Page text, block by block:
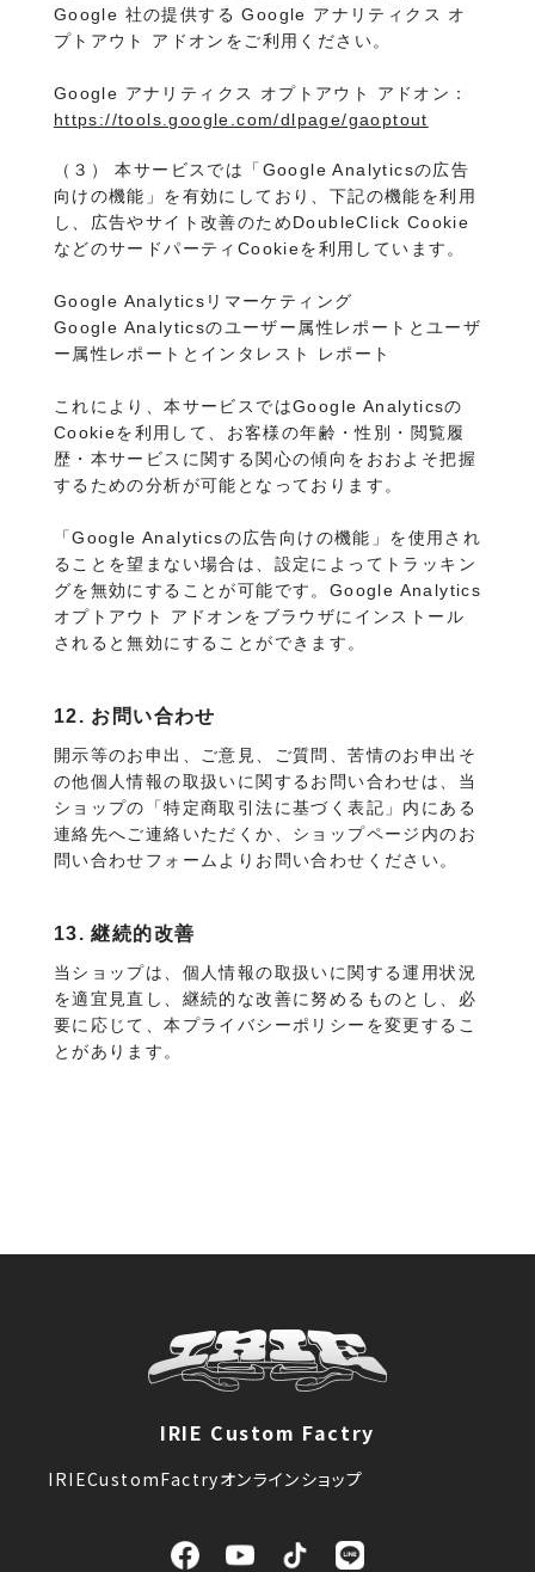
Google 社の提供する Google アナリティクス オ
プトアウト アドオンをご利用ください。
Google アナリティクス オプトアウト アドオン：
https://tools.google.com/dlpage/gaoptout
（３） 本サービスでは「Google Analyticsの広告
向けの機能」を有効にしており、下記の機能を利用
し、広告やサイト改善のためDoubleClick Cookie
などのサードパーティCookieを利用しています。
Google Analyticsリマーケティング
Google Analyticsのユーザー属性レポートとユーザ
ー属性レポートとインタレスト レポート
これにより、本サービスではGoogle Analyticsの
Cookieを利用して、お客様の年齢・性別・閲覧履
歴・本サービスに関する関心の傾向をおおよそ把握
するための分析が可能となっております。
「Google Analyticsの広告向けの機能」を使用され
ることを望まない場合は、設定によってトラッキン
グを無効にすることが可能です。Google Analytics
オプトアウト アドオンをブラウザにインストール
されると無効にすることができます。
12. お問い合わせ
開示等のお申出、ご意見、ご質問、苦情のお申出そ
の他個人情報の取扱いに関するお問い合わせは、当
ショップの「特定商取引法に基づく表記」内にある
連絡先へご連絡いただくか、ショップページ内のお
問い合わせフォームよりお問い合わせください。
13. 継続的改善
当ショップは、個人情報の取扱いに関する運用状況
を適宜見直し、継続的な改善に努めるものとし、必
要に応じて、本プライバシーポリシーを変更するこ
とがあります。
IRIE Custom Factry
IRIECustomFactryオンラインショップ